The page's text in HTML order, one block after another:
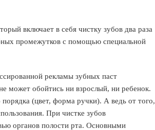
включает в себя чистку зубов два раза
промежутков с помощью специальной
рекламы зубных паст
может обойтись ни взрослый, ни ребенок.
(цвет, форма ручки). А ведь от того,
При чистке зубов
органов полости рта. Основными